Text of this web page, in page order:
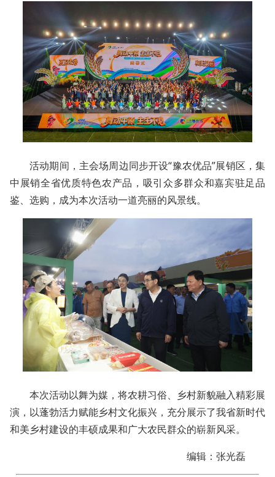
活动期间，主会场周边同步开设“豫农优品”展销区，集
中展销全省优质特色农产品，吸引众多群众和嘉宾驻足品
鉴、选购，成为本次活动一道亮丽的风景线。
本次活动以舞为媒，将农耕习俗、乡村新貌融入精彩展
演，以蓬勃活力赋能乡村文化振兴，充分展示了我省新时代
和美乡村建设的丰硕成果和广大农民群众的崭新风采。
编辑：张光磊